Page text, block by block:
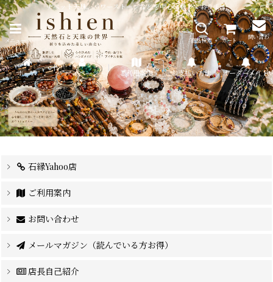
チベット天珠、パワーストーンなどを中心に扱っております
メニュー 商品検索 カート
問い合わ
せ
ホーム マイページ ご利用案内 お支払い方法 オーダーメイド
石縁Yahoo店
ご利用案内
お問い合わせ
メールマガジン（読んでいる方お得）
店長自己紹介